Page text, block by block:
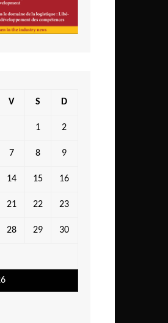
V S D
1 2
7 8 9
14 15 16
21 22 23
28 29 30